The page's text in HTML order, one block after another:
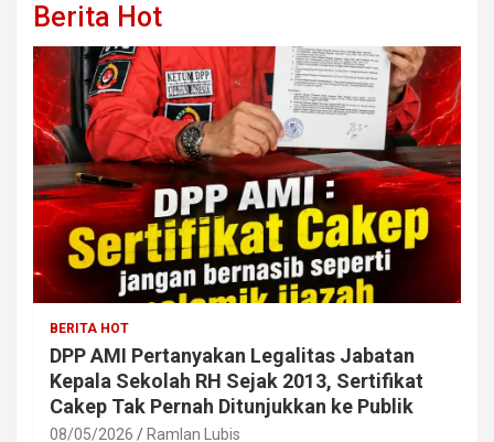
Berita Hot
BERITA HOT
DPP AMI Pertanyakan Legalitas Jabatan
Kepala Sekolah RH Sejak 2013, Sertifikat
Cakep Tak Pernah Ditunjukkan ke Publik
08/05/2026 Ramlan Lubis